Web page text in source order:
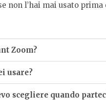
non l’hai mai usato
Zoom?
usare?
scegliere quando